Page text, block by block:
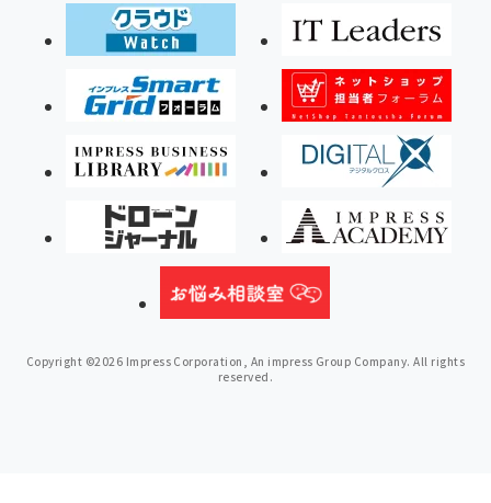
Copyright ©2026 Impress Corporation, An impress Group Company. All rights
reserved.